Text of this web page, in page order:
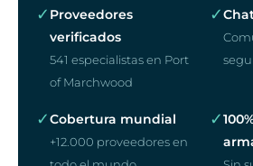
✓ Proveedores
verificados
541 especialistas en Port
of Marchwood
✓
✓Cobertura mundial
+12.000 proveedores en
✓